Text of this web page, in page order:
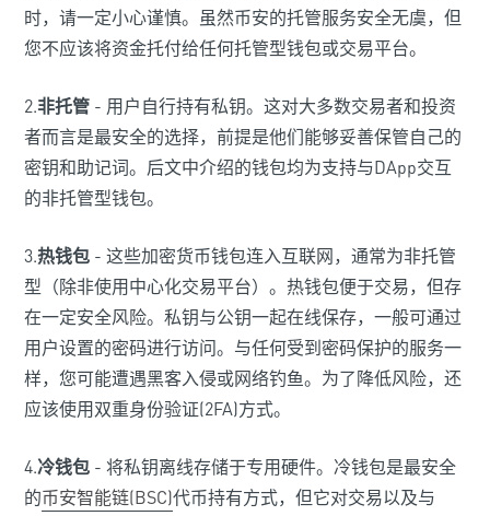
时，请一定小心谨慎。虽然币安的托管服务安全无虞，但
您不应该将资金托付给任何托管型钱包或交易平台。
2.非托管 - 用户自行持有私钥。这对大多数交易者和投资
者而言是最安全的选择，前提是他们能够妥善保管自己的
密钥和助记词。后文中介绍的钱包均为支持与DApp交互
的非托管型钱包。
3.热钱包 - 这些加密货币钱包连入互联网，通常为非托管
型（除非使用中心化交易平台）。热钱包便于交易，但存
在一定安全风险。私钥与公钥一起在线保存，一般可通过
用户设置的密码进行访问。与任何受到密码保护的服务一
样，您可能遭遇黑客入侵或网络钓鱼。为了降低风险，还
应该使用双重身份验证(2FA)方式。
4.冷钱包 - 将私钥离线存储于专用硬件。冷钱包是最安全
的币安智能链(BSC)代币持有方式，但它对交易以及与